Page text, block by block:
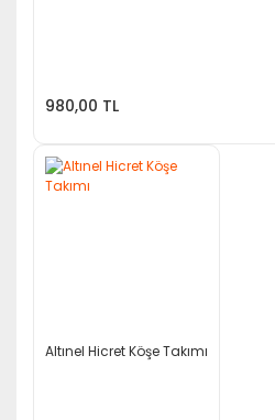
980,00 TL
Altınel Hicret Köşe Takımı